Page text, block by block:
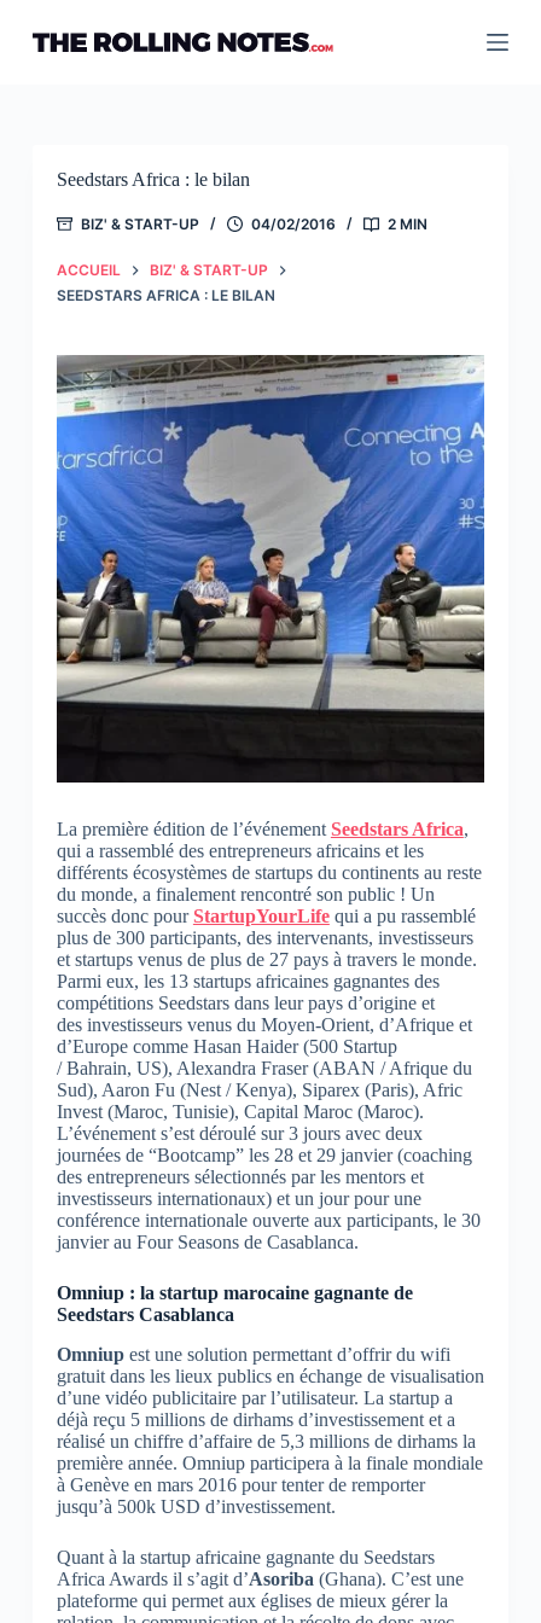
contenu
Seedstars Africa : le bilan
BIZ' & START-UP 04/02/2016 2 MIN
ACCUEIL
BIZ' & START-UP
SEEDSTARS AFRICA : LE BILAN
La première édition de l’événement Seedstars Africa,
qui a rassemblé des entrepreneurs africains et les
différents écosystèmes de startups du continents au reste
du monde, a finalement rencontré son public ! Un
succès donc pourStartupYourLifequi a pu rassemblé
plus de 300 participants, des intervenants, investisseurs
et startups venus de plus de 27 pays à travers le monde.
Parmi eux, les 13 startups africaines gagnantes des
compétitions Seedstars dans leur pays d’origine et
des investisseurs venus du Moyen-Orient, d’Afrique et
d’Europe comme Hasan Haider (500 Startup
/ Bahrain, US), Alexandra Fraser (ABAN / Afrique du
Sud), Aaron Fu (Nest / Kenya), Siparex (Paris), Afric
Invest (Maroc, Tunisie), Capital Maroc (Maroc).
L’événement s’est déroulé sur 3 jours avec deux
journées de “Bootcamp” les 28 et 29 janvier (coaching
des entrepreneurs sélectionnés par les mentors et
investisseurs internationaux) et un jour pour une
conférence internationale ouverte aux participants, le 30
janvier au Four Seasons de Casablanca.
Omniup : la startup marocaine gagnante de
Seedstars Casablanca
Omniupest une solution permettant d’offrir du wifi
gratuit dans les lieux publics en échange de visualisation
d’une vidéo publicitaire par l’utilisateur. La startup a
déjà reçu 5 millions de dirhams d’investissement et a
réalisé un chiffre d’affaire de 5,3 millions de dirhams la
première année. Omniup participera à la finale mondiale
à Genève en mars 2016 pour tenter de remporter
jusqu’à 500k USD d’investissement.
Quant à la startup africaine gagnante du Seedstars
Africa Awards il s’agit d’Asoriba (Ghana). C’est une
plateforme qui permet aux églises de mieux gérer la